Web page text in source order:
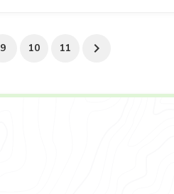
9 10 11